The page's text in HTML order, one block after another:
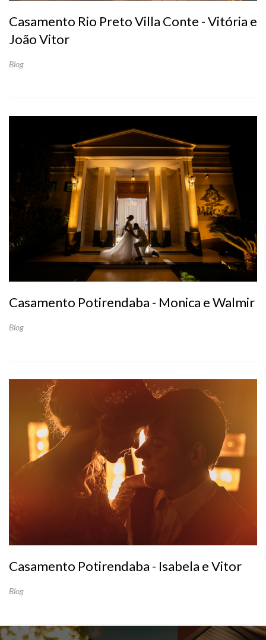
Casamento Rio Preto Villa Conte - Vitória e
João Vitor
Blog
Casamento Potirendaba - Monica e Walmir
Blog
Casamento Potirendaba - Isabela e Vitor
Blog